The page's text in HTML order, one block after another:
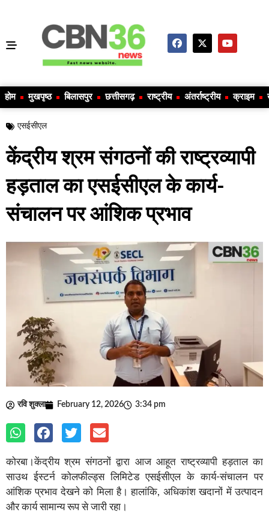
होम मुखपृष्ठ बिलासपुर छत्तीसगढ़ राष्ट्रीय अंतर्राष्ट्रीय क्राइम
एसईसीएल
केंद्रीय श्रम संगठनों की राष्ट्रव्यापी
हड़ताल का एसईसीएल के कार्य-
संचालन पर आंशिक प्रभाव
रवि शुक्ला February 12, 2026 3:34 pm
कोरबा।केंद्रीय श्रम संगठनों द्वारा आज आहूत राष्ट्रव्यापी हड़ताल का
साउथ ईस्टर्न कोलफील्ड्स लिमिटेड एसईसीएल के कार्य-संचालन पर
आंशिक प्रभाव देखने को मिला है। हालांकि, अधिकांश खदानों में उत्पादन
और कार्य सामान्य रूप से जारी रहा।